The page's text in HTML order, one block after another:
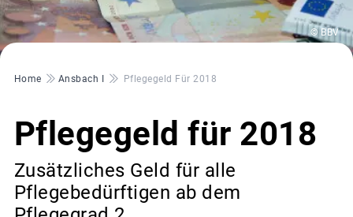
© BBV
Pfadnavigation
Home Ansbach I Pflegegeld Für 2018
Pflegegeld für 2018
Zusätzliches Geld für alle
Pflegebedürftigen ab dem